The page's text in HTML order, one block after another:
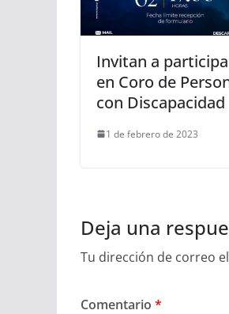
Invitan a
en Coro de
con Discapacidad
1 de febrero de 2023
Deja una
Tu dirección de correo
Comentario *